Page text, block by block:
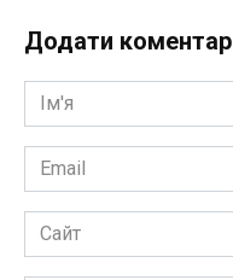
Додати коментар
Ім'я
*
Email
*
Сайт